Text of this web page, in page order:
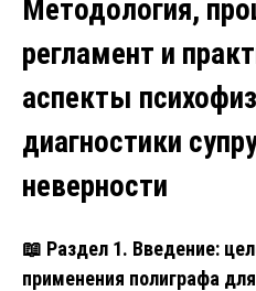
Методология,
регламент и
аспекты
диагностики
неверности
📖 Раздел 1. Введение:
применения полиграфа